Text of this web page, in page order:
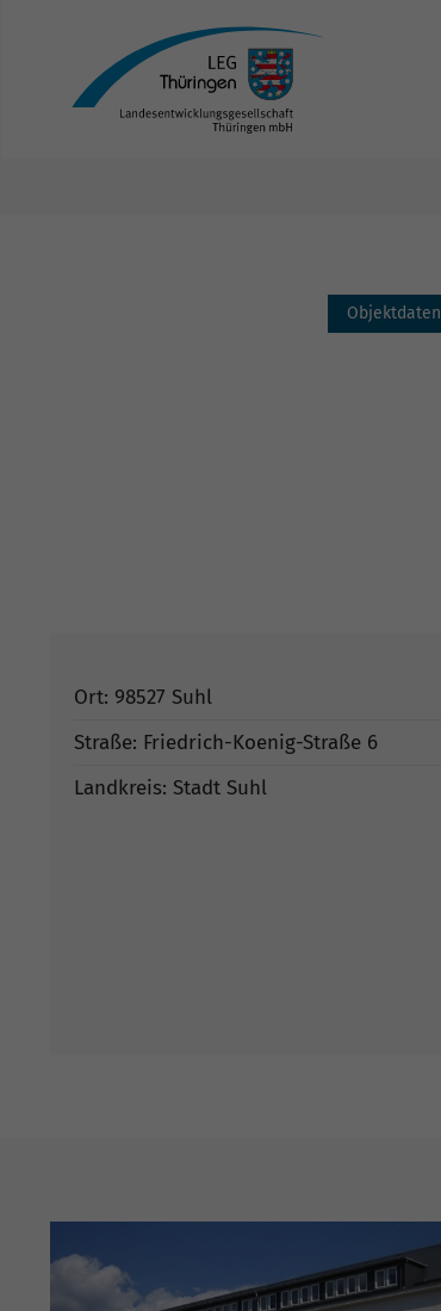
Objektdaten
Ort: 98527 Suhl
Straße: Friedrich-Koenig-Straße 6
Landkreis: Stadt Suhl